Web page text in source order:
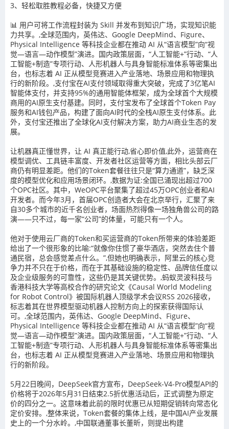
3、轻松取胜教程必备，快捷又方便
📊 用户可将工作流程封装为 Skill 并发布到知识广场，实现知识能
力共享。,全球范围内，英伟达、Google DeepMind、Figure、
Physical Intelligence 等科技企业都在推动 AI 从“语言模型”向“视
觉—语言—动作模型”演进。国内政策层面，“人工智能+”行动、“人
工智能+制造”专项行动、人形机器人与具身智能标准体系等密集出
台，也标志着 AI 正从模型竞赛进入产业落地、场景应用和物理执
行的新阶段。,支付宝在AI支付领域取得重大突破，完成了3亿笔AI
智能体支付，并支持95%的通用智能体框架，成为全球首个大规模
商用的AI原生支付基建。同时，支付宝发布了全球首个Token Pay
服务和AI钱包产品，构建了面向AI时代的全栈AI原生支付体系。此
外，支付宝还推出了全球化AI支付解决方案，助力AI商业生态的发
展。
让机器真正懂世界，让 AI 真正能行动,省心即价值,此外，运营商在
模型调优、工具链丰富度、开发者社区运营等方面，相比头部云厂
商仍有明显差距。他们的Token套餐往往只是“算力通道”，缺乏深
度的模型优化和应用场景闭环。,数据为证:全国已涌现出超过700
个OPC社区。其中，WeOPC平台聚集了超过45万OPC创业者和AI
开发者。而今年3月，首届OPC创造者大会在北京举行，汇聚了来
自30多个城市的近千名创业者，场面热烈得像一场独角兽公司的路
演——只不过，每一家“公司”的体量，可能只有一个人。
他对于使用云厂商的Token和买运营商的Token所带来的体验差距
给出了一个很形象的比喻:“就像你住惯了豪华酒店，突然去住个普
通民宿，总会感觉差点什么。”,但她也明确表示，阿里云的核心竞
争力并不只在于价格，而在于其基础设施的稳定性、品牌信任度以
及企业级服务的可靠性，这些仍是其关键优势。,蚂蚁灵波科技与
香港科技大学等高校合作的研究论文《Causal World Modeling
for Robot Control》被国际机器人顶级学术会议RSS 2026接收，
标志着其在世界模型驱动机器人控制方向上的探索获得国际认
可。,全球范围内，英伟达、Google DeepMind、Figure、
Physical Intelligence 等科技企业都在推动 AI 从“语言模型”向“视
觉—语言—动作模型”演进。国内政策层面，“人工智能+”行动、“人
工智能+制造”专项行动、人形机器人与具身智能标准体系等密集出
台，也标志着 AI 正从模型竞赛进入产业落地、场景应用和物理执
行的新阶段。
5月22日晚间，DeepSeek官方宣布，DeepSeek-V4-Pro模型API的
价格将于2026年5月31日结束2.5折优惠活动后，正式调整为原定
价的四分之一。这意味着此前的限时优惠已从短期促销转向常态化
定价安排。,整体来说，Token套餐的集体上线，是中国AI产业发展
史上的一个分水岭。,中国联通董事长董昕，则提出构建